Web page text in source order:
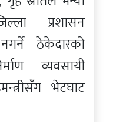
प्रशासन
ठेकेदारको
व्यवसायी
भेटघाट